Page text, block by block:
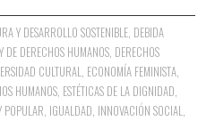
Y DESARROLLO SOSTENIBLE, DEBIDA
DE DERECHOS HUMANOS, DERECHOS
CULTURAL, ECONOMÍA FEMINISTA,
HUMANOS, ESTÉTICAS DE LA DIGNIDAD,
POPULAR, IGUALDAD, INNOVACIÓN SOCIAL,